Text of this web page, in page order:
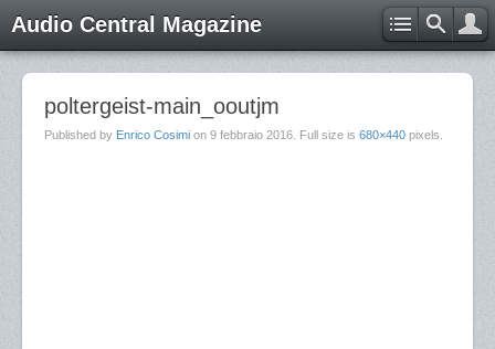
Audio Central Magazine
poltergeist-main_ooutjm
Published by Enrico Cosimi on 9 febbraio 2016 . Full size is 680×440 pixels.